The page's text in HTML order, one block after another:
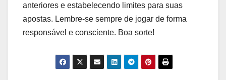
anteriores e estabelecendo limites para suas
apostas. Lembre-se sempre de jogar de forma
responsável e consciente. Boa sorte!